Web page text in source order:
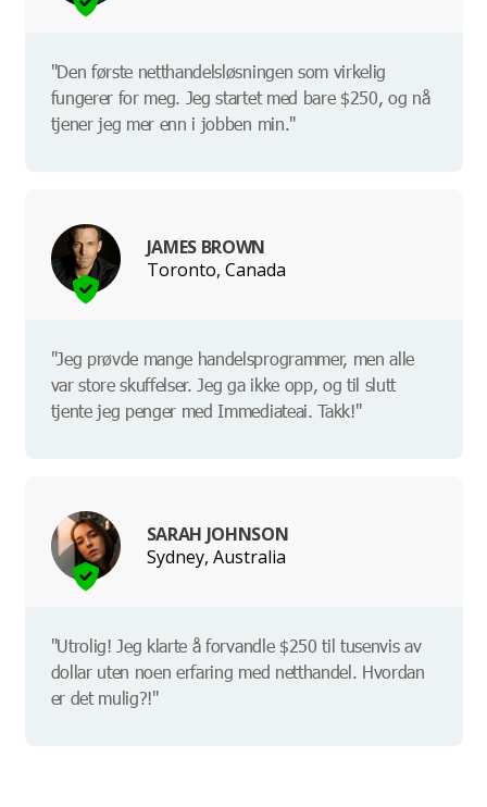
"Den første netthandelsløsningen som virkelig
fungerer for meg. Jeg startet med bare $250, og nå
tjener jeg mer enn i jobben min."
JAMES BROWN
Toronto, Canada
"Jeg prøvde mange handelsprogrammer, men alle
var store skuffelser. Jeg ga ikke opp, og til slutt
tjente jeg penger med Immediateai. Takk!"
SARAH JOHNSON
Sydney, Australia
"Utrolig! Jeg klarte å forvandle $250 til tusenvis av
dollar uten noen erfaring med netthandel. Hvordan
er det mulig?!"